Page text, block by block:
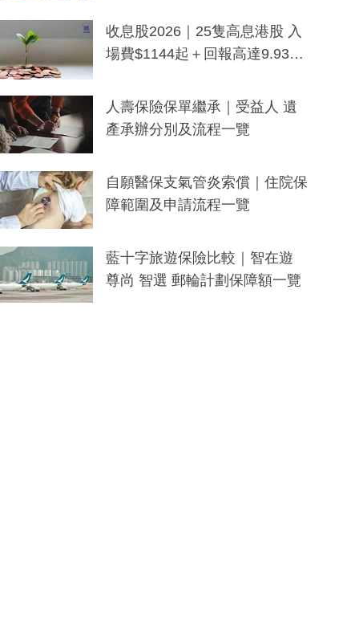
一度被誤當詐騙手段
收息股2026｜25隻高息港股 入
場費$1144起＋回報高達9.93
人壽保險保單繼承｜受益人 遺
產承辦分別及流程一覽
自願醫保支氣管炎索償｜住院保
障範圍及申請流程一覽
藍十字旅遊保險比較｜智在遊
尊尚 智選 郵輪計劃保障額一覽